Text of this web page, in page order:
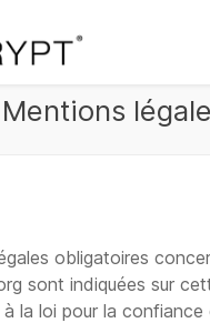
Mentions
obligatoires
sont indiquées sur
la loi pour la confiance